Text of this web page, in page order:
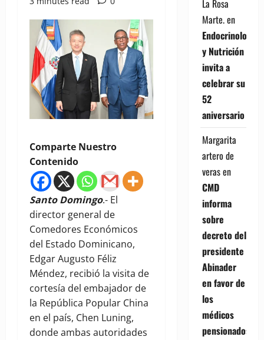
Comparte Nuestro
Contenido
Santo Domingo.- El
director general de
Comedores Económicos
del Estado Dominicano,
Edgar Augusto Féliz
Méndez, recibió la visita de
cortesía del embajador de
la República Popular China
en el país, Chen Luning,
donde ambas autoridades
La Rosa
Marte.en
Endocrinología
y Nutrición
invita a
celebrar su
52
aniversario
Margarita
artero de
verasen
CMD
informa
sobre
decreto del
presidente
Abinader
en favor de
los
médicos
pensionados